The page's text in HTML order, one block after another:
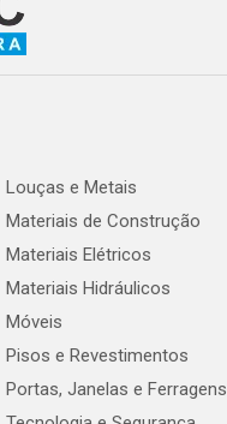
Louças e Metais
Materiais de Construção
Materiais Elétricos
Materiais Hidráulicos
Móveis
Pisos e Revestimentos
Portas, Janelas e Ferragens